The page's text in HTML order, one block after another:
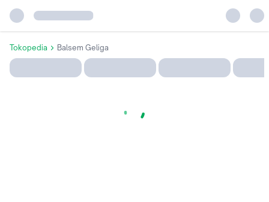
Tokopedia Balsem Geliga